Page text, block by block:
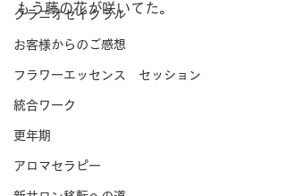
クラニオセイクラル
お客様からのご感想
フラワーエッセンス セッション
統合ワーク
更年期
アロマセラピー
もう藤の花が咲いてた。